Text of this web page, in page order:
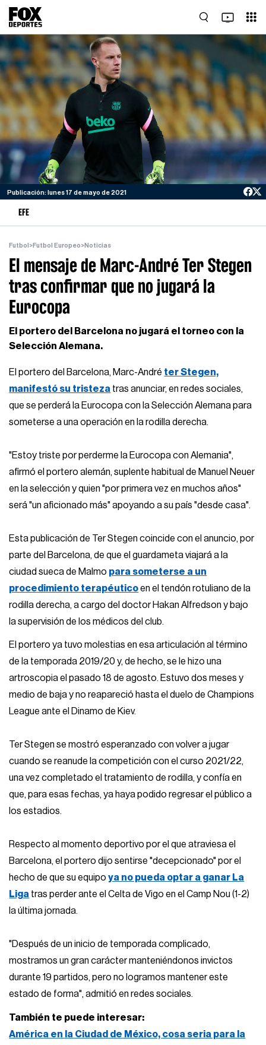
Publicación: lunes 17 de mayo de 2021
EFE
Futbol >Futbol Europeo>Noticias
El mensaje de Marc-André Ter Stegen
tras confirmar que no jugará la
Eurocopa
El portero del Barcelona no jugará el torneo con la
Selección Alemana.
El portero del Barcelona, Marc-André ter Stegen,
manifestó su tristeza tras anunciar, en redes sociales,
que se perderá la Eurocopa con la Selección Alemana para
someterse a una operación en la rodilla derecha.
"Estoy triste por perderme la Eurocopa con Alemania",
afirmó el portero alemán, suplente habitual de Manuel Neuer
en la selección y quien "por primera vez en muchos años"
será "un aficionado más" apoyando a su país "desde casa".
Esta publicación de Ter Stegen coincide con el anuncio, por
parte del Barcelona, de que el guardameta viajará a la
ciudad sueca de Malmo para someterse a un
procedimiento terapéuticoen el tendón rotuliano de la
rodilla derecha, a cargo del doctor Hakan Alfredson y bajo
la supervisión de los médicos del club.
El portero ya tuvo molestias en esa articulación al término
de la temporada 2019/20 y, de hecho, se le hizo una
artroscopia el pasado 18 de agosto. Estuvo dos meses y
medio de baja y no reapareció hasta el duelo de Champions
League ante el Dinamo de Kiev.
Ter Stegen se mostró esperanzado con volver a jugar
cuando se reanude la competición con el curso 2021/22,
una vez completado el tratamiento de rodilla, y confía en
que, para esas fechas, ya haya podido regresar el público a
los estadios.
Respecto al momento deportivo por el que atraviesa el
Barcelona, el portero dijo sentirse "decepcionado" por el
hecho de que su equipoya no pueda optar a ganar La
Liga tras perder ante el Celta de Vigo en el Camp Nou (1-2)
la última jornada.
"Después de un inicio de temporada complicado,
mostramos un gran carácter manteniéndonos invictos
durante 19 partidos, pero no logramos mantener este
estado de forma", admitió en redes sociales.
También te puede interesar:
América en la Ciudad de México, cosa seria para la